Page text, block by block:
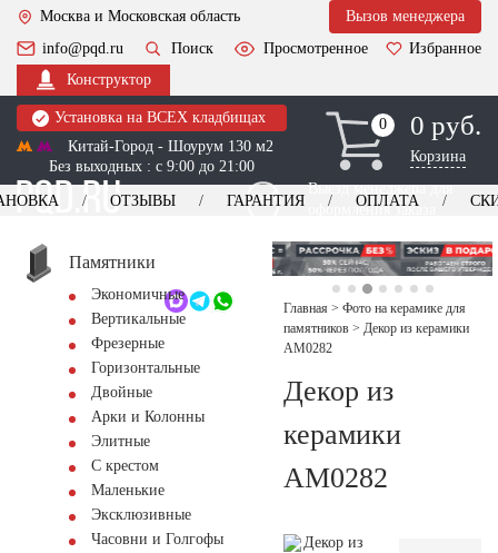
Москва и Московская область
Вызов менеджера
info@pqd.ru
Поиск Просмотренное
Избранное
Конструктор
Установка на ВСЕХ кладбищах
Китай-Город - Шоурум 130 м2
Без выходных : с 9:00 до 21:00
0
0 0 руб.
Корзина
Выезд менеджера для
оформления заказа
+7 (495) 518-44-23
Обратный звонок
ОТЗЫВЫ ГАРАНТИЯ ОПЛАТА
Памятники
Экономичные
Вертикальные
Фрезерные
Горизонтальные
Двойные
Арки и Колонны
Элитные
С крестом
Маленькие
Эксклюзивные
Часовни и Голгофы
Главная > Фото на керамике для
памятников > Декор из керамики
AM0282
Декор из
керамики
AM0282